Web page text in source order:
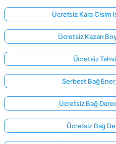
Ücretsiz Kara Cisim
Ücretsiz Kazan
Ücretsiz
Serbest Bağ
Ücretsiz Bağ
Ücretsiz Bağ